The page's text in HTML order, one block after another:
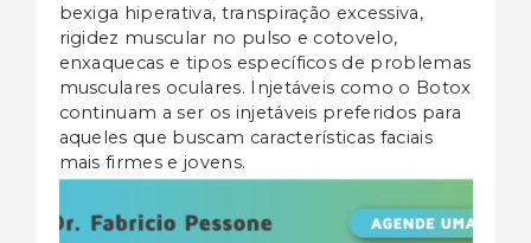
bexiga hiperativa, transpiração excessiva,
rigidez muscular no pulso e cotovelo,
enxaquecas e tipos específicos de problemas
musculares oculares. Injetáveis ​​como o Botox
continuam a ser os injetáveis ​​preferidos para
aqueles que buscam características faciais
mais firmes e jovens.